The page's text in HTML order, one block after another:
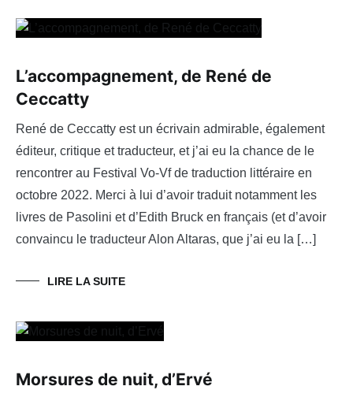
L’accompagnement, de René de
Ceccatty
René de Ceccatty est un écrivain admirable, également
éditeur, critique et traducteur, et j’ai eu la chance de le
rencontrer au Festival Vo-Vf de traduction littéraire en
octobre 2022. Merci à lui d’avoir traduit notamment les
livres de Pasolini et d’Edith Bruck en français (et d’avoir
convaincu le traducteur Alon Altaras, que j’ai eu la […]
LIRE LA SUITE
Morsures de nuit, d’Ervé